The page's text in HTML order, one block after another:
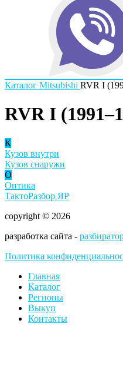
Каталог Mitsubishi RVR I
RVR I
К
Кузов внутри
Кузов снаружи
О
Оптика
ТактоРазбор ЯР
copyright © 2026
разработка сайта -
Политика
Главная
Каталог
Регионы
Выкуп
Контакты